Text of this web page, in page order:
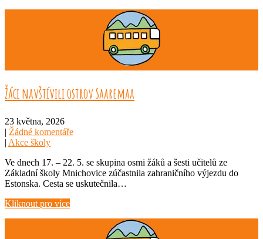
Žáci navštívili ostrov Saaremaa
23 května, 2026
| Žádné komentáře
| Akce školy
Ve dnech 17. – 22. 5. se skupina osmi žáků a šesti učitelů ze
Základní školy Mnichovice zúčastnila zahraničního výjezdu do
Estonska. Cesta se uskutečnila…
Kliknout pro více